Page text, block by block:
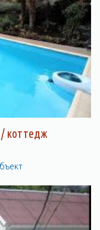
коттедж